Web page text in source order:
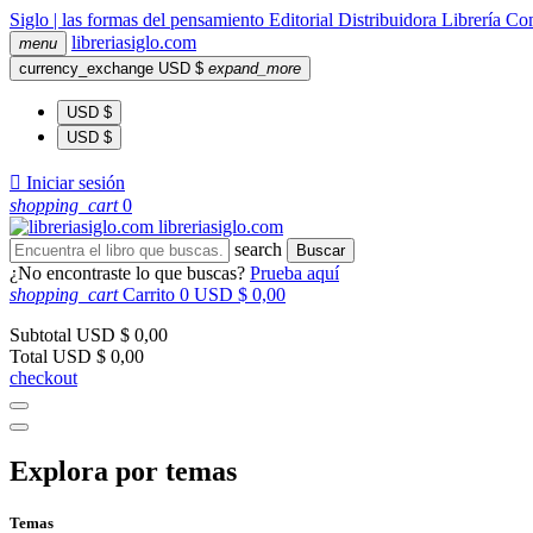
Siglo | las formas del pensamiento Editorial Distribuidora Librería
menu libreriasiglo.com
currency_exchange USD $ expand_more
USD $
USD $
 Iniciar sesión
shopping_cart 0
libreriasiglo.com
search
Buscar
¿No encontraste lo que buscas? Prueba aquí
shopping_cart Carrito 0 USD $ 0,00
Subtotal USD $ 0,00
Total USD $ 0,00
checkout
Explora por temas
Temas